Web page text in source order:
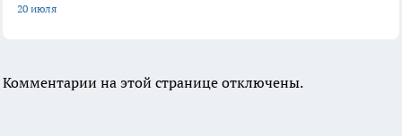
20 июля
Комментарии на этой странице отключены.